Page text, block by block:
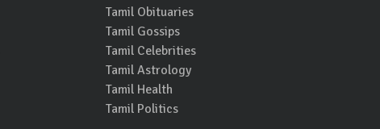
Tamil Obituaries
Tamil Gossips
Tamil Celebrities
Tamil Astrology
Tamil Health
Tamil Politics